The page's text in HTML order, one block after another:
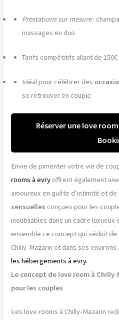
Prestations sur mesure:
massages en duo
Tarifs compétitifs allant de
Idéal pour célébrer des
se retrouver en couple
Réserver une love
Envie de pimenter votre vie de
rooms à evry offrent également
amoureux en quête d’intimité et de
sensuelles conçues pour les
inoubliables dans un cadre
ensemble ce concept qui séduit de
Chilly-Mazarin et dans ses
les hébergements à evry.
Le concept de love room à
pour les couples
Les love rooms à Chilly-Mazarin